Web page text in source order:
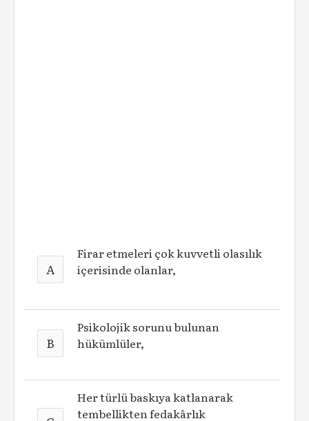
A
Firar etmeleri çok kuvvetli olasılık
içerisinde olanlar,
B
Psikolojik sorunu bulunan
hükümlüler,
Her türlü baskıya katlanarak
tembelli­kten fedakârlık